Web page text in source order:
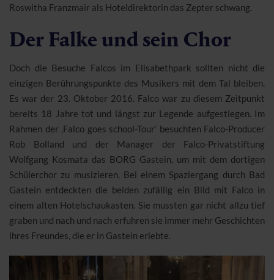
Roswitha Franzmair als Hoteldirektorin das Zepter schwang.
Der Falke und sein Chor
Doch die Besuche Falcos im Elisabethpark sollten nicht die
einzigen Berührungspunkte des Musikers mit dem Tal bleiben.
Es war der 23. Oktober 2016. Falco war zu diesem Zeitpunkt
bereits 18 Jahre tot und längst zur Legende aufgestiegen. Im
Rahmen der ‚Falco goes school-Tour‘ besuchten Falco-Producer
Rob Bolland und der Manager der Falco-Privatstiftung
Wolfgang Kosmata das BORG Gastein, um mit dem dortigen
Schülerchor zu musizieren. Bei einem Spaziergang durch Bad
Gastein entdeckten die beiden zufällig ein Bild mit Falco in
einem alten Hotelschaukasten. Sie mussten gar nicht allzu tief
graben und nach und nach erfuhren sie immer mehr Geschichten
ihres Freundes, die er in Gastein erlebte.